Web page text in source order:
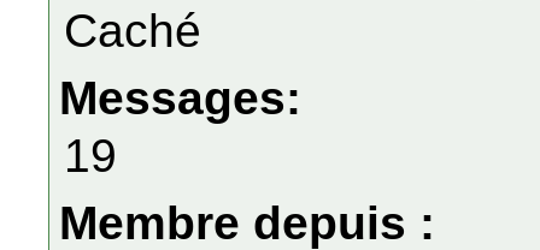
Caché
Messages:
19
Membre depuis :